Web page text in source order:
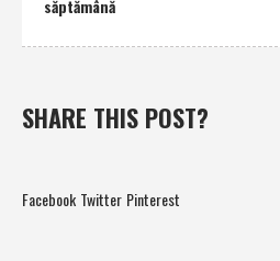
săptămână
SHARE THIS POST?
Facebook Twitter Pinterest